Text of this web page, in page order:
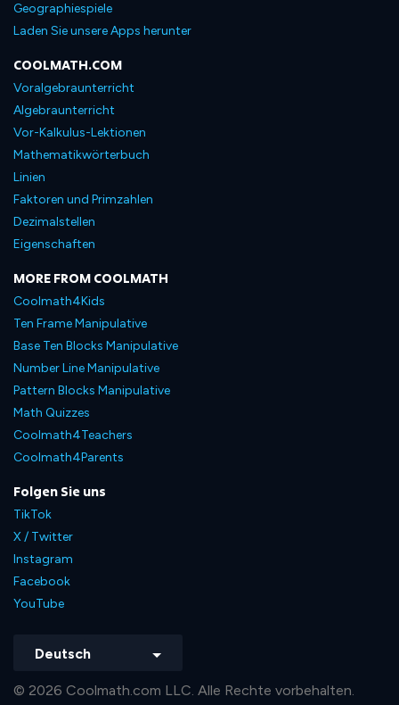
Geographiespiele
Laden Sie unsere Apps herunter
COOLMATH.COM
Voralgebraunterricht
Algebraunterricht
Vor-Kalkulus-Lektionen
Mathematikwörterbuch
Linien
Faktoren und Primzahlen
Dezimalstellen
Eigenschaften
MORE FROM COOLMATH
Coolmath4Kids
Ten Frame Manipulative
Base Ten Blocks Manipulative
Number Line Manipulative
Pattern Blocks Manipulative
Math Quizzes
Coolmath4Teachers
Coolmath4Parents
Folgen Sie uns
TikTok
X / Twitter
Instagram
Facebook
YouTube
Deutsch
© 2026 Coolmath.com LLC. Alle Rechte vorbehalten.